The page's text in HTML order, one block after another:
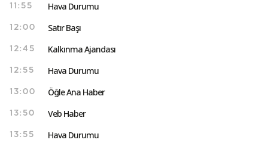
11:55 Hava Durumu
12:00 Satır Başı
12:45 Kalkınma Ajandası
12:55 Hava Durumu
13:00 Öğle Ana Haber
13:50 Veb Haber
13:55 Hava Durumu